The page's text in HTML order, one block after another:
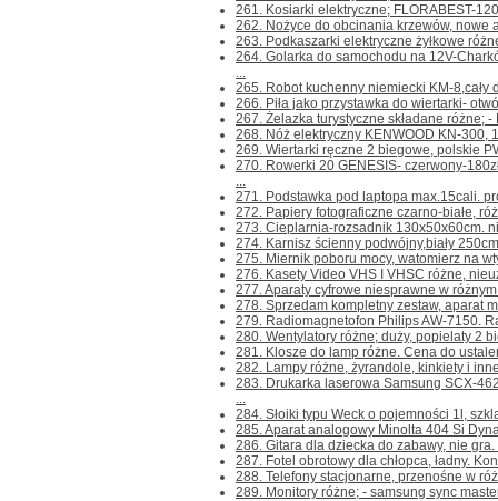
261. Kosiarki elektryczne; FLORABEST-
262. Nożyce do obcinania krzewów, nowe
263. Podkaszarki elektryczne żyłkowe
264. Golarka do samochodu na 12V-
...
265. Robot kuchenny niemiecki KM-8,cały
266. Piła jako przystawka do wiertarki-
267. Żelazka turystyczne składane różne;
268. Nóż elektryczny KENWOOD KN-300,
269. Wiertarki ręczne 2 biegowe, polskie
270. Rowerki 20 GENESIS- czerwony-
...
271. Podstawka pod laptopa max.15cali.
272. Papiery fotograficzne czarno-białe,
273. Cieplarnia-rozsadnik 130x50x60cm.
274. Karnisz ścienny podwójny,biały
275. Miernik poboru mocy, watomierz na
276. Kasety Video VHS I VHSC różne,
277. Aparaty cyfrowe niesprawne w
278. Sprzedam kompletny zestaw, aparat
279. Radiomagnetofon Philips AW-7150.
280. Wentylatory różne; duży, popielaty 2
281. Klosze do lamp różne. Cena do
282. Lampy różne, żyrandole, kinkiety i
283. Drukarka laserowa Samsung SCX-
...
284. Słoiki typu Weck o pojemności 1l,
285. Aparat analogowy Minolta 404 Si
286. Gitara dla dziecka do zabawy, nie
287. Fotel obrotowy dla chłopca, ładny.
288. Telefony stacjonarne, przenośne w
289. Monitory różne; - samsung sync